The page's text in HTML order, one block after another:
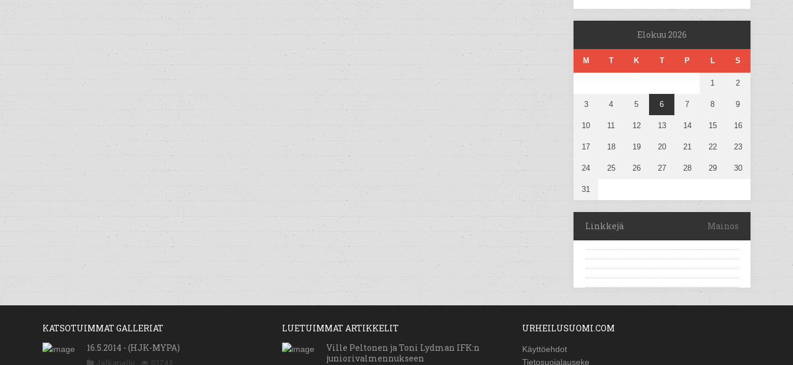
Elokuu 2026
M T K T P L S
1 2
3 4 5 6 7 8 9
10 11 12 13 14 15 16
17 18 19 20 21 22 23
24 25 26 27 28 29 30
31
Linkkejä Mainos
KATSOTUIMMAT GALLERIAT
16.5.2014 - (HJK-MYPA)
Jalkapallo 53742
LUETUIMMAT ARTIKKELIT
Ville Peltonen ja Toni Lydman IFK:n
juniorivalmennukseen
URHEILUSUOMI.COM
Käyttöehdot
Tietosuojalauseke